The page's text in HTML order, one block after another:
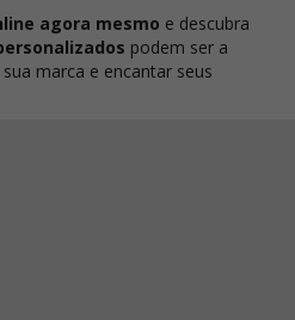
agora mesmo e descubra
podem ser a
marca e encantar seus